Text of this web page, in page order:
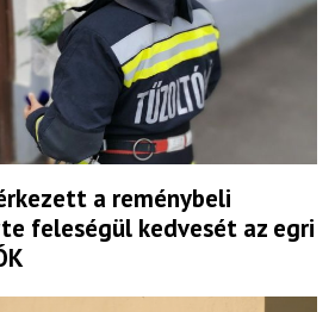
a reménybeli
feleségül kedvesét az egri